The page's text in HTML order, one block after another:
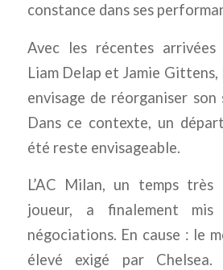
constance dans ses
Avec les récentes
Liam Delap et Jamie
envisage de réorganiser
Dans ce contexte, un
été reste envisageable.
L’AC Milan, un temps
joueur, a finalement
négociations. En cause : le
élevé exigé par Chelsea.